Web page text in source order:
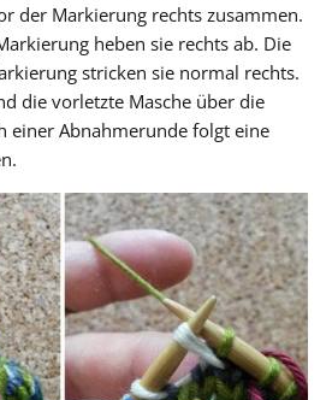
der Markierung rechts zusammen.
heben sie rechts ab. Die
stricken sie normal rechts.
die vorletzte Masche über die
einer Abnahmerunde folgt eine